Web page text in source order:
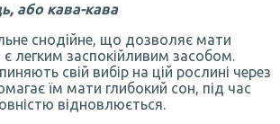
або кава-кава
снодійне, що дозволяє мати
легким заспокійливим засобом.
свій вибір на цій рослині через
їм мати глибокий сон, під час
відновлюється.